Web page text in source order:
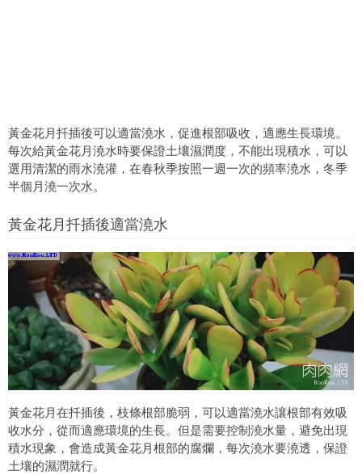
黃金花月扦插後可以適當澆水，促進根部吸收，適應生長環境。
每次給黃金花月澆水時要保證土壤濕潤度，不能出現積水，可以
選用清潔的雨水澆灌，在春秋季按照一週一次的頻率澆水，冬季
半個月澆一次水。
黃金花月扦插後適當澆水
黃金花月在扦插後，枝條根部脆弱，可以適當澆水讓根部有效吸
收水分，從而適應環境的生長。但是需要控制澆水量，避免出現
積水現象，會造成黃金花月根部的腐爛，每次澆水要澆透，保證
土壤的濕潤就行。